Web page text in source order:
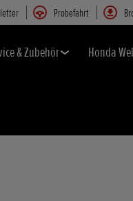
Probefahrt
& Zubehör Honda